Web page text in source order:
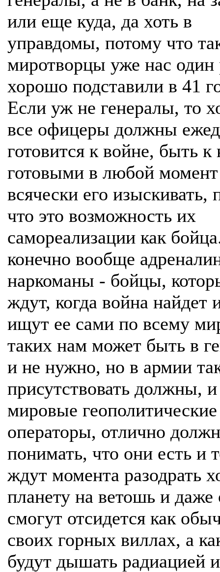
или еще куда, да хоть в
управдомы, потому что
миротворцы уже нас один
хорошо подставили в 41
Если уж не генералы, то
все офицеры должны
готовится к войне, быть к
готовыми в любой
всячески его изыскивать,
что это возможность их
самореализации как
конечно вообще
наркоманы - бойцы,
ждут, когда война найдет
ищут ее сами по всему
таких нам может быть в
и не нужно, но в армии
присутствовать должны, и
мировые геополитические
операторы, отлично
понимать, что они есть и
ждут момента разодрать
планету на ветошь и даже
смогут отсидется как
своих горных виллах, а
будут дышать радиацией